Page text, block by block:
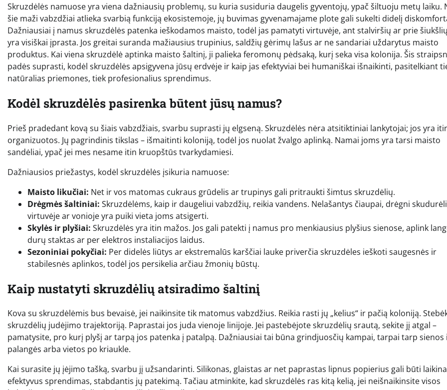
Skruzdėlės namuose yra viena dažniausių problemų, su kuria susiduria daugelis gyventojų, ypač šiltuoju metų laiku.
šie maži vabzdžiai atlieka svarbią funkciją ekosistemoje, jų buvimas gyvenamajame plote gali sukelti didelį
Dažniausiai į namus skruzdėlės patenka ieškodamos maisto, todėl jas pamatyti virtuvėje, ant stalviršių ar prie
yra visiškai įprasta. Jos greitai suranda mažiausius trupinius, saldžių gėrimų lašus ar ne sandariai uždarytus maisto
produktus. Kai viena skruzdėlė aptinka maisto šaltinį, ji palieka feromonų pėdsaką, kurį seka visa kolonija. Šis
padės suprasti, kodėl skruzdėlės apsigyvena jūsų erdvėje ir kaip jas efektyviai bei humaniškai išnaikinti, pasitelkiant
natūralias priemones, tiek profesionalius sprendimus.
Kodėl skruzdėlės pasirenka būtent jūsų namus?
Prieš pradedant kovą su šiais vabzdžiais, svarbu suprasti jų elgseną. Skruzdėlės nėra atsitiktiniai lankytojai; jos yra
organizuotos. Jų pagrindinis tikslas – išmaitinti koloniją, todėl jos nuolat žvalgo aplinką. Namai joms yra tarsi maisto
sandėliai, ypač jei mes nesame itin kruopštūs tvarkydamiesi.
Dažniausios priežastys, kodėl skruzdėlės įsikuria namuose:
Maisto likučiai: Net ir vos matomas cukraus grūdelis ar trupinys gali pritraukti šimtus skruzdėlių.
Drėgmės šaltiniai: Skruzdėlėms, kaip ir daugeliui vabzdžių, reikia vandens. Nelašantys čiaupai, drėgni
virtuvėje ar vonioje yra puiki vieta joms atsigerti.
Skylės ir plyšiai: Skruzdėlės yra itin mažos. Jos gali patekti į namus pro menkiausius plyšius sienose, aplink
durų staktas ar per elektros instaliacijos laidus.
Sezoniniai pokyčiai: Per didelės liūtys ar ekstremalūs karščiai lauke priverčia skruzdėles ieškoti saugesnės ir
stabilesnės aplinkos, todėl jos persikelia arčiau žmonių būstų.
Kaip nustatyti skruzdėlių atsiradimo šaltinį
Kova su skruzdėlėmis bus bevaisė, jei naikinsite tik matomus vabzdžius. Reikia rasti jų „kelius“ ir pačią koloniją.
skruzdėlių judėjimo trajektoriją. Paprastai jos juda vienoje linijoje. Jei pastebėjote skruzdėlių srautą, sekite jį atgal –
pamatysite, pro kurį plyšį ar tarpą jos patenka į patalpą. Dažniausiai tai būna grindjuosčių kampai, tarpai tarp sienos
palangės arba vietos po kriaukle.
Kai surasite jų įėjimo tašką, svarbu jį užsandarinti. Silikonas, glaistas ar net paprastas lipnus popierius gali būti
efektyvus sprendimas, stabdantis jų patekimą. Tačiau atminkite, kad skruzdėlės ras kitą kelią, jei neišnaikinsite visos